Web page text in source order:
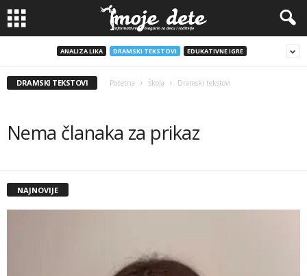
ANALIZA LIKA DRAMSKI TEKSTOVI EDUKATIVNE IGRE
DRAMSKI TEKSTOVI Početna Škola Dramski tekstovi
Nema članaka za prikaz
NAJNOVIJE